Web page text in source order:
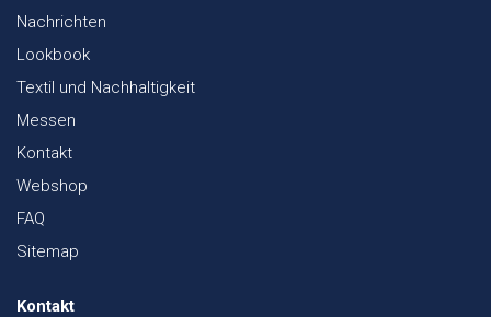
Nachrichten
Lookbook
Textil und Nachhaltigkeit
Messen
Kontakt
Webshop
FAQ
Sitemap
Kontakt